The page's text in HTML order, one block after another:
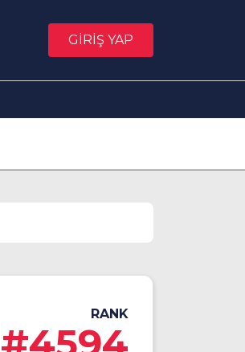
GİRİŞ YAP
RANK